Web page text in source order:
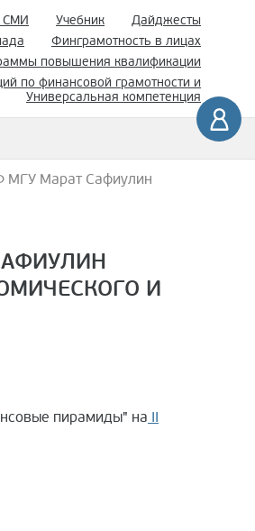
СМИ Учебник
Дайджесты
Финграмотность в лицах
повышения квалификации
по финансовой грамотности и
Универсальная компетенция
МГУ Марат Сафиулин
И
пирамиды" на II